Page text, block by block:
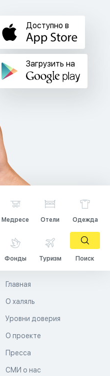
Доступно в
Загрузить на
Медресе Отели Одежда
Фонды Туризм Поиск
Главная
О халяль
Уровни доверия
О проекте
Пресса
СМИ о нас